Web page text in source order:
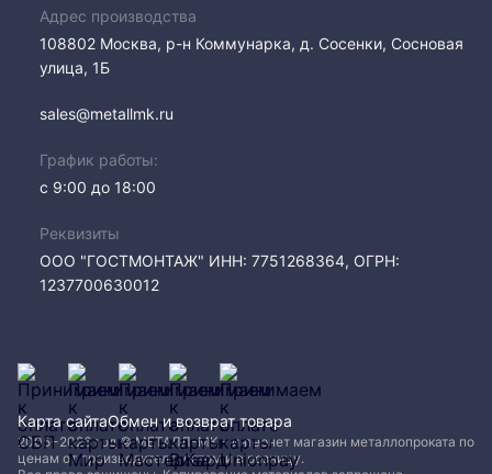
Адрес производства
108802​ Москва, р-н Коммунарка, д. Сосенки, Сосновая
улица, 1Б
sales@metallmk.ru
График работы:
с 9:00 до 18:00
Реквизиты
ООО "ГОСТМОНТАЖ" ИНН: 7751268364, ОГРН:
1237700630012
2005−2026 год © МЕТАЛЛ-МК - интернет магазин металлопроката по
ценам от производителя, оптом и в розницу.
Карта сайтаОбмен и возврат товара